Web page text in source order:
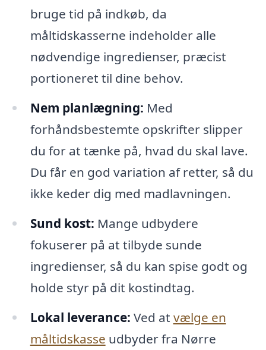
bruge tid på indkøb, da
måltidskasserne indeholder alle
nødvendige ingredienser, præcist
portioneret til dine behov.
Nem planlægning: Med
forhåndsbestemte opskrifter slipper
du for at tænke på, hvad du skal lave.
Du får en god variation af retter, så du
ikke keder dig med madlavningen.
Sund kost: Mange udbydere
fokuserer på at tilbyde sunde
ingredienser, så du kan spise godt og
holde styr på dit kostindtag.
Lokal leverance: Ved at vælge en
måltidskasse udbyder fra Nørre